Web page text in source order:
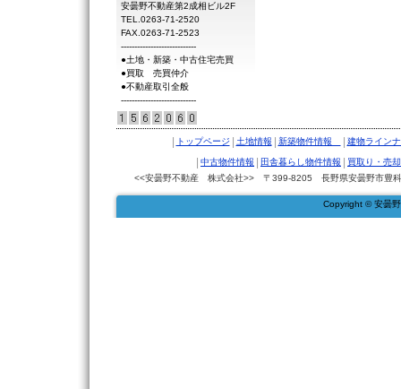
安曇野不動産第2成相ビル2F
TEL.0263-71-2520
FAX.0263-71-2523
----------------------------
●土地・新築・中古住宅売買
●買取 売買仲介
●不動産取引全般
----------------------------
トップページ 土地情報 新築物件情報 建物ライン
中古物件情報 田舎暮らし物件情報
買取り・売
<<安曇野不動産 株式会社>> 〒399-8205 長野県安曇野市豊
Copyright © 安曇